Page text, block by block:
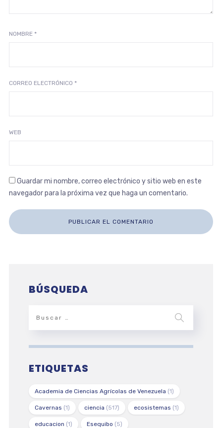
NOMBRE *
CORREO ELECTRÓNICO *
WEB
Guardar mi nombre, correo electrónico y sitio web en este
navegador para la próxima vez que haga un comentario.
BÚSQUEDA
ETIQUETAS
Academia de Ciencias Agrícolas de Venezuela (1)
Cavernas (1) ciencia (517) ecosistemas (1)
educacion (1) Esequibo (5)